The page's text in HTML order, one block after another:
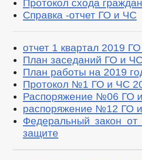
Протокол схода граждан
Справка -отчет ГО и ЧС
отчет 1 квартал 2019
План заседаний ГО и ЧС
План работы на 2019
Протокол №1 ГО и ЧС
Распоряжение №06 ГО
распоряжение №12 ГО
Федеральный закон
защите